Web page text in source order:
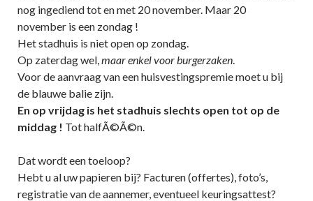
nog ingediend tot en met 20 november. Maar 20
november is een zondag !
Het stadhuis is niet open op zondag.
Op zaterdag wel,maar enkel voor burgerzaken.
Voor de aanvraag van een huisvestingspremie moet u bij
de blauwe balie zijn.
En op vrijdag is het stadhuis slechts open tot op de
middag ! Tot halfÃ©Ã©n.
Dat wordt een toeloop?
Hebt u al uw papieren bij? Facturen (offertes), foto’s,
registratie van de aannemer, eventueel keuringsattest?